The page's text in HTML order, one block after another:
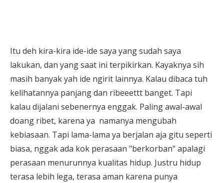
Itu deh kira-kira ide-ide saya yang sudah saya
lakukan, dan yang saat ini terpikirkan. Kayaknya sih
masih banyak yah ide ngirit lainnya. Kalau dibaca tuh
kelihatannya panjang dan ribeeettt banget. Tapi
kalau dijalani sebenernya enggak. Paling awal-awal
doang ribet, karena ya namanya mengubah
kebiasaan. Tapi lama-lama ya berjalan aja gitu seperti
biasa, nggak ada kok perasaan "berkorban" apalagi
perasaan menurunnya kualitas hidup. Justru hidup
terasa lebih lega, terasa aman karena punya